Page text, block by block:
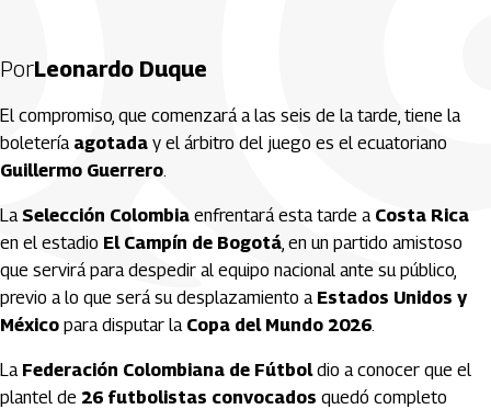
PorLeonardo Duque
El compromiso, que comenzará a las seis de la tarde, tiene la
boletería agotada y el árbitro del juego es el ecuatoriano
Guillermo Guerrero.
LaSelección Colombia enfrentará esta tarde a Costa Rica
en el estadio El Campín de Bogotá, en un partido amistoso
que servirá para despedir al equipo nacional ante su público,
previo a lo que será su desplazamiento a Estados Unidos y
México para disputar la Copa del Mundo 2026.
La Federación Colombiana de Fútboldio a conocer que el
plantel de 26 futbolistas convocados quedó completo